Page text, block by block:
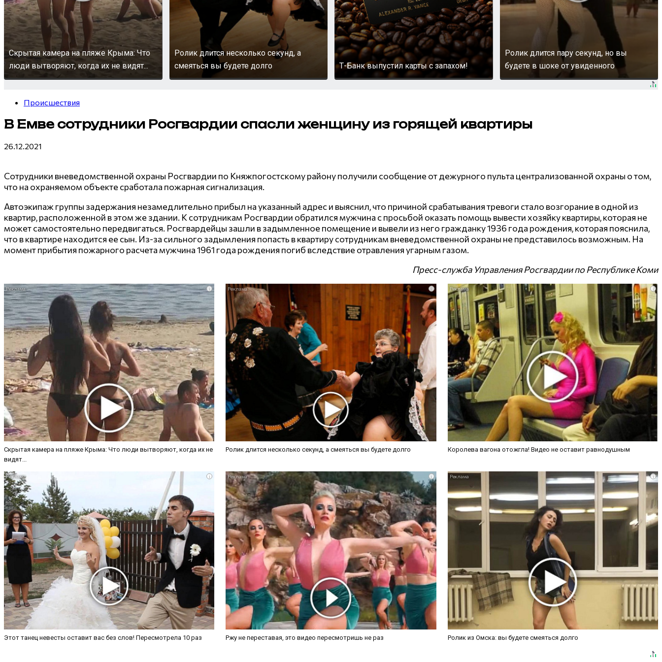
Скрытая камера на пляже Крыма: Что
люди вытворяют, когда их не видят...
Ролик длится несколько секунд, а
смеяться вы будете долго
Т-Банк выпустил карты с запахом!
Ролик длится пару секунд, но вы
будете в шоке от увиденного
Происшествия
В Емве сотрудники Росгвардии спасли женщину из горящей квартиры
26.12.2021
Сотрудники вневедомственной охраны Росгвардии по Княжпогостскому району получили сообщение от дежурного пульта централизованной охраны о том,
что на охраняемом объекте сработала пожарная сигнализация.
Автоэкипаж группы задержания незамедлительно прибыл на указанный адрес и выяснил, что причиной срабатывания тревоги стало возгорание в одной из
квартир, расположенной в этом же здании. К сотрудникам Росгвардии обратился мужчина с просьбой оказать помощь вывести хозяйку квартиры, которая не
может самостоятельно передвигаться. Росгвардейцы зашли в задымленное помещение и вывели из него гражданку 1936 года рождения, которая пояснила,
что в квартире находится ее сын. Из-за сильного задымления попасть в квартиру сотрудникам вневедомственной охраны не представилось возможным. На
момент прибытия пожарного расчета мужчина 1961 года рождения погиб вследствие отравления угарным газом.
Пресс-служба Управления Росгвардии по Республике Коми
i
Скрытая камера на пляже Крыма: Что люди вытворяют, когда их не
видят...
i
Ролик длится несколько секунд, а смеяться вы будете долго
i
Королева вагона отожгла! Видео не оставит равнодушным
i
Этот танец невесты оставит вас без слов! Пересмотрела 10 раз
i
Ржу не переставая, это видео пересмотришь не раз
i
Ролик из Омска: вы будете смеяться долго